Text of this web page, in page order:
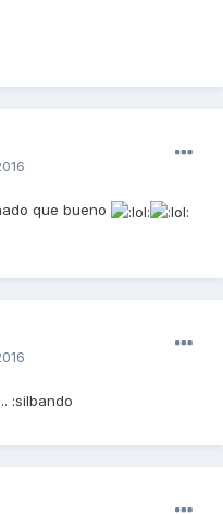
que bueno
:silbando